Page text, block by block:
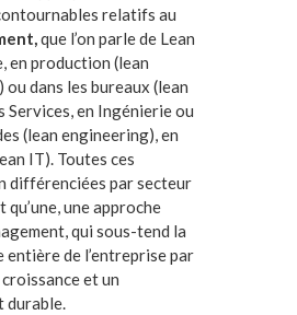
relatifs au
que l’on parle de Lean
en production (lean
dans les bureaux (lean
Services, en Ingénierie ou
(lean engineering), en
IT). Toutes ces
différenciées par secteur
qu’une, une approche
qui sous-tend la
de l’entreprise par
et un
durable.